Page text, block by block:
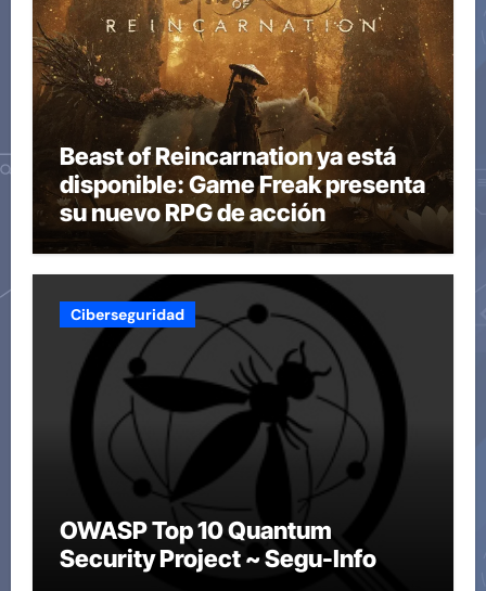
Beast of Reincarnation ya está
disponible: Game Freak presenta
su nuevo RPG de acción
Ciberseguridad
OWASP Top 10 Quantum
Security Project ~ Segu-Info